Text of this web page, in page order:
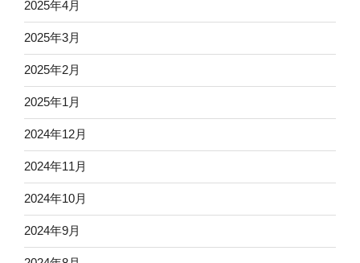
2025年4月
2025年3月
2025年2月
2025年1月
2024年12月
2024年11月
2024年10月
2024年9月